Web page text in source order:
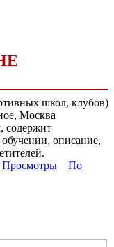
школ, клубов)
Москва
содержит
описание,
Просмотры
По